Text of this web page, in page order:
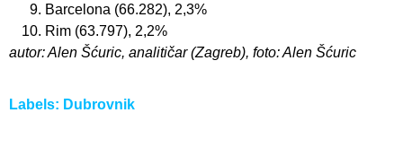
Barcelona (66.282), 2,3%
Rim (63.797), 2,2%
autor: Alen Šćuric, analitičar (Zagreb), foto: Alen Šćuric
Labels: Dubrovnik